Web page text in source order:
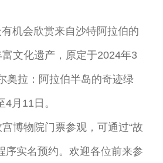
会欣赏来自沙特阿拉伯的
文化遗产，原定于2024年3
奥拉：阿拉伯半岛的奇迹绿
月11日。
物院门票参观，可通过“故
序实名预约。欢迎各位前来参